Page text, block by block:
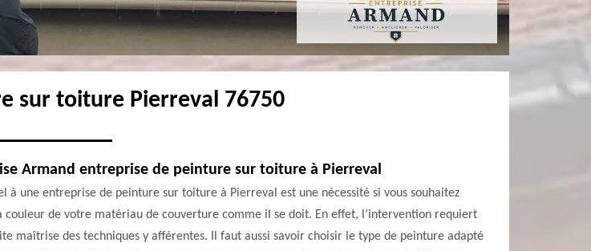
sur toiture Pierreval 76750
Armand entreprise de peinture sur toiture à Pierreval
à une entreprise de peinture sur toiture à Pierreval est une nécessité si vous souhaitez
couleur de votre matériau de couverture comme il se doit. En effet, l’intervention requiert
maîtrise des techniques y afférentes. Il faut aussi savoir choisir le type de peinture adapté